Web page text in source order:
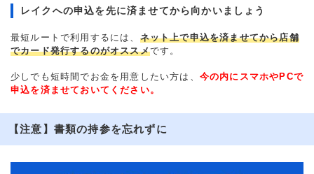
レイクへの申込を先に済ませてから向かいましょう
最短ルートで利用するには、 ネット上で申込を済ませてから店舗
でカード発行するのがオススメです。
少しでも短時間でお金を用意したい方は、 今の内にスマホやPCで
申込を済ませておいてください。
【注意】書類の持参を忘れずに